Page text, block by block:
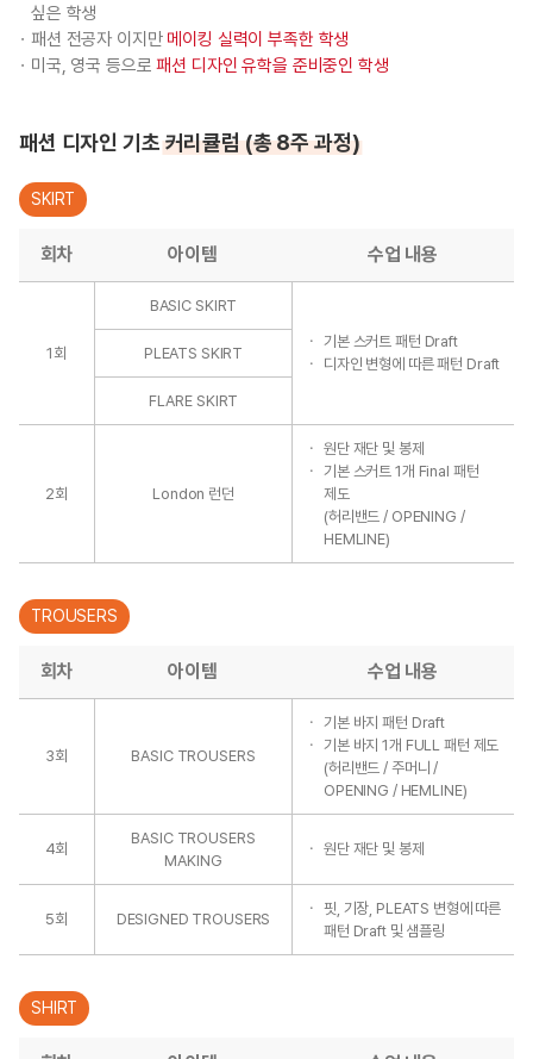
싶은 학생
패션 전공자 이지만 메이킹 실력이 부족한 학생
미국, 영국 등으로패션 디자인 유학을 준비중인 학생
패션 디자인 기초커리큘럼 (총 8주 과정)
SKIRT
회차 아이템 수업 내용
1회
BASIC SKIRT
기본 스커트 패턴 Draft
디자인 변형에 따른 패턴 Draft
PLEATS SKIRT
FLARE SKIRT
2회 London 런던
원단 재단 및 봉제
기본 스커트 1개 Final 패턴
제도
(허리밴드 / OPENING /
HEMLINE)
TROUSERS
회차 아이템 수업 내용
3회 BASIC TROUSERS
기본 바지 패턴 Draft
기본 바지 1개 FULL 패턴 제도
(허리밴드 / 주머니 /
OPENING / HEMLINE)
4회
BASIC TROUSERS
MAKING
원단 재단 및 봉제
5회 DESIGNED TROUSERS
핏, 기장, PLEATS 변형에 따른
패턴 Draft 및 샘플링
SHIRT